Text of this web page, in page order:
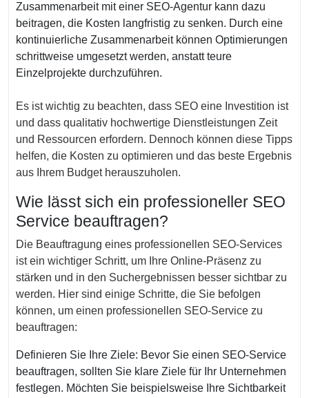
Zusammenarbeit mit einer SEO-Agentur kann dazu
beitragen, die Kosten langfristig zu senken. Durch eine
kontinuierliche Zusammenarbeit können Optimierungen
schrittweise umgesetzt werden, anstatt teure
Einzelprojekte durchzuführen.
Es ist wichtig zu beachten, dass SEO eine Investition ist
und dass qualitativ hochwertige Dienstleistungen Zeit
und Ressourcen erfordern. Dennoch können diese Tipps
helfen, die Kosten zu optimieren und das beste Ergebnis
aus Ihrem Budget herauszuholen.
Wie lässt sich ein professioneller SEO
Service beauftragen?
Die Beauftragung eines professionellen SEO-Services
ist ein wichtiger Schritt, um Ihre Online-Präsenz zu
stärken und in den Suchergebnissen besser sichtbar zu
werden. Hier sind einige Schritte, die Sie befolgen
können, um einen professionellen SEO-Service zu
beauftragen:
Definieren Sie Ihre Ziele: Bevor Sie einen SEO-Service
beauftragen, sollten Sie klare Ziele für Ihr Unternehmen
festlegen. Möchten Sie beispielsweise Ihre Sichtbarkeit